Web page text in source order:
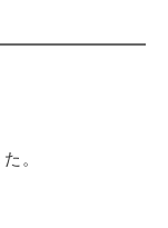
。